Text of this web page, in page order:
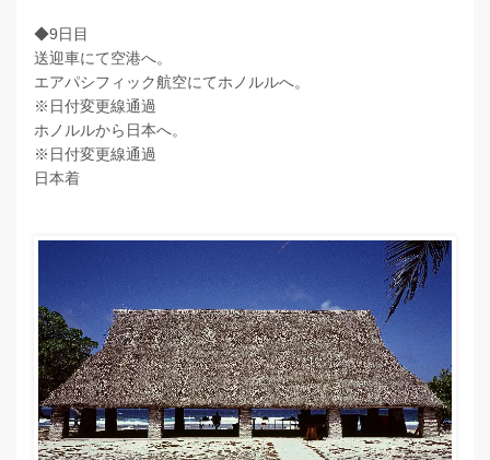
◆9日目
送迎車にて空港へ。
エアパシフィック航空にてホノルルへ。
※日付変更線通過
ホノルルから日本へ。
※日付変更線通過
日本着